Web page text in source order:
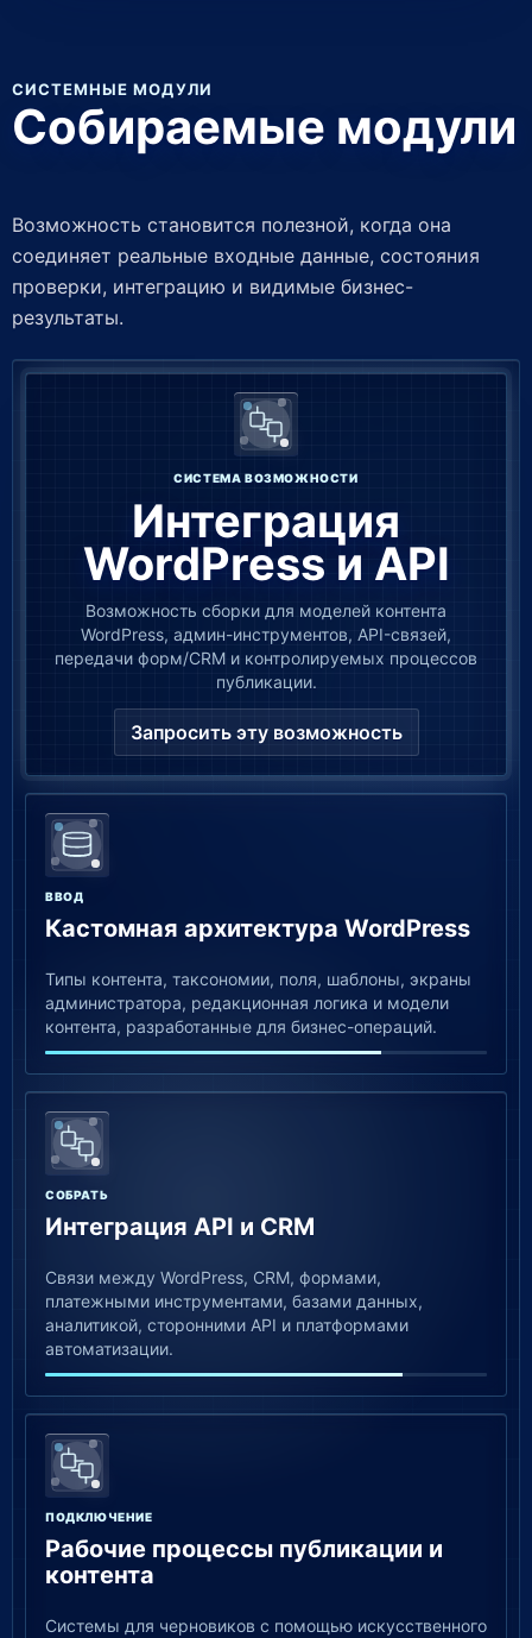
СИСТЕМНЫЕ МОДУЛИ
Собираемые модули
Возможность становится полезной, когда она
соединяет реальные входные данные, состояния
проверки, интеграцию и видимые бизнес-
результаты.
СИСТЕМА ВОЗМОЖНОСТИ
Интеграция
WordPress и API
Возможность сборки для моделей контента
WordPress, админ-инструментов, API-связей,
передачи форм/CRM и контролируемых процессов
публикации.
Запросить эту возможность
ВВОД
Кастомная архитектура WordPress
Типы контента, таксономии, поля, шаблоны, экраны
администратора, редакционная логика и модели
контента, разработанные для бизнес-операций.
СОБРАТЬ
Интеграция API и CRM
Связи между WordPress, CRM, формами,
платежными инструментами, базами данных,
аналитикой, сторонними API и платформами
автоматизации.
ПОДКЛЮЧЕНИЕ
Рабочие процессы публикации и
контента
Системы для черновиков с помощью искусственного